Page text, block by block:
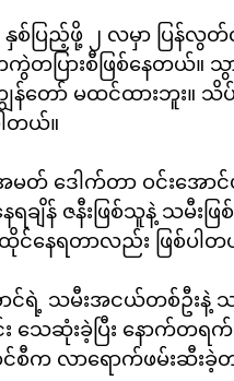
နှစ်ပြည့်ဖို့ ၂ လမှာ ပြန်လွ
ပြားစီဖြစ်နေတယ်။ သွ
ော် မထင်ထားဘူး။ သိပ်
ါတယ်။
မတ် ဒေါက်တာ ဝင်းအော
ချိန် ဇနီးဖြစ်သူနဲ့ သမီး
ထိုင်နေရတာလည်း ဖြစ်ပါတ
င်ရဲ့ သမီးအငယ်တစ်ဦးနဲ့ သ
ေဆုံးခဲ့ပြီး နောက်တရက်
စီက လာရောက်ဖမ်းဆီးခဲ့တ